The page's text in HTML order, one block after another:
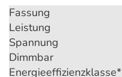
Fassung
Leistung
Spannung
Dimmbar
Energieeffizienzklasse*